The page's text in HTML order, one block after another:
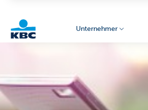
Unternehmer